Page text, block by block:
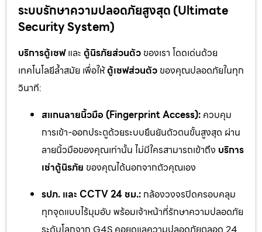
ระบบรักษาความปลอดภัยสูงสุด (Ultimate
Security System)
บริการตู้เซฟและ ตู้นิรภัยส่วนตัว ของเรา โดดเด่นด้วย
เทคโนโลยีล้ำสมัย เพื่อให้ตู้เซฟส่วนตัว ของคุณปลอดภัยในทุก
วินาที:
สแกนลายนิ้วมือ (Fingerprint Access): ควบคุม
การเข้า-ออกประตูด้วยระบบยืนยันตัวตนขั้นสูงสุด ผ่าน
ลายนิ้วมือของคุณเท่านั้น ไม่มีใครสามารถเข้าถึง บริการ
เช่าตู้นิรภัย ของคุณได้นอกจากตัวคุณเอง
รปภ. และ CCTV 24 ชม.: กล้องวงจรปิดครอบคลุม
ทุกจุดแบบไร้มุมอับ พร้อมเจ้าหน้าที่รักษาความปลอดภัย